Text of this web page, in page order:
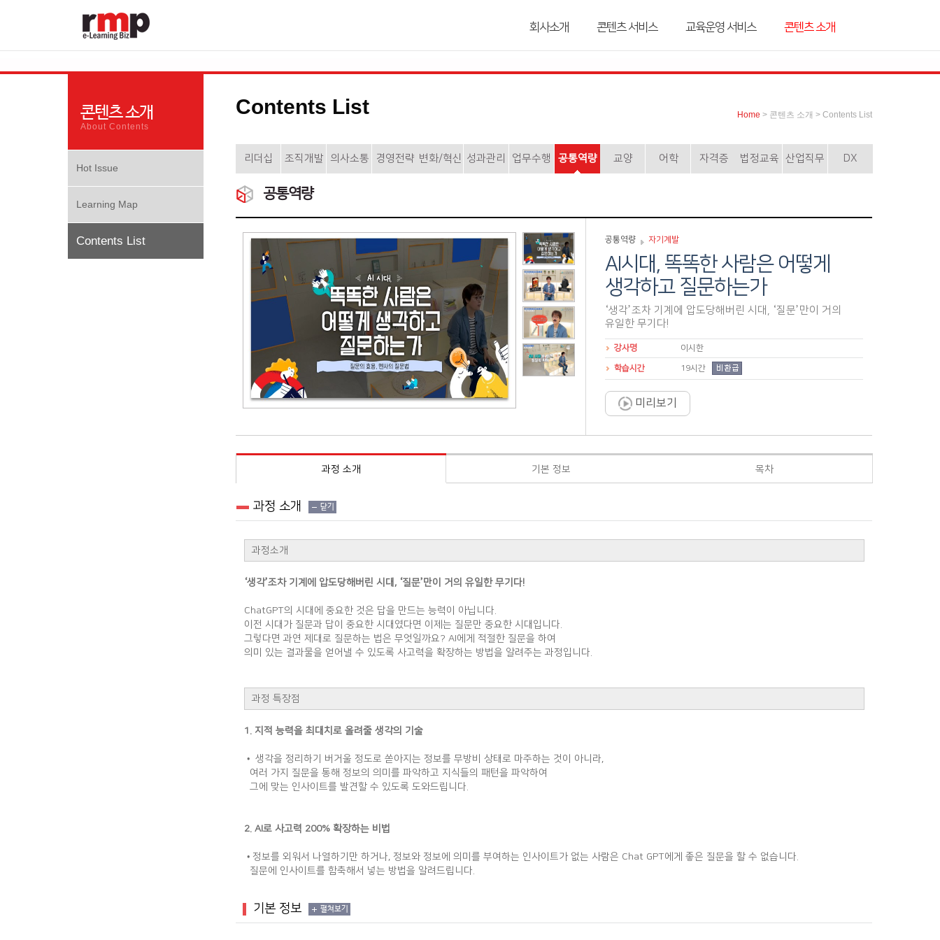
회사소개 콘텐츠 서비스 교육운영 서비스 콘텐츠 소개
콘텐츠 소개
About Contents
Hot Issue
Learning Map
Contents List
Contents List Home > 콘텐츠 소개 > Contents List
리더십 조직개발 의사소통 경영전략 변화/혁신 성과관리 업무수행 공통역량 교양 어학 자격증 법정교육 산업직무 DX
공통역량
공통역량 자기계발
AI시대, 똑똑한 사람은 어떻게
생각하고 질문하는가
‘생각’조차 기계에 압도당해버린 시대, ‘질문’만이 거의
유일한 무기다!
강사명 이시한
학습시간 19시간
미리보기
과정 소개 기본 정보 목차
과정 소개 닫기
과정소개
‘생각’조차 기계에 압도당해버린 시대, ‘질문’만이 거의 유일한 무기다!
ChatGPT의 시대에 중요한 것은 답을 만드는 능력이 아닙니다.
이전 시대가 질문과 답이 중요한 시대였다면 이제는 질문만 중요한 시대입니다.
그렇다면 과연 제대로 질문하는 법은 무엇일까요? AI에게 적절한 질문을 하여
의미 있는 결과물을 얻어낼 수 있도록 사고력을 확장하는 방법을 알려주는 과정입니다.
과정 특장점
1. 지적 능력을 최대치로 올려줄 생각의 기술
• 생각을 정리하기 버거울 정도로 쏟아지는 정보를 무방비 상태로 마주하는 것이 아니라,
여러 가지 질문을 통해 정보의 의미를 파악하고 지식들의 패턴을 파악하여
그에 맞는 인사이트를 발견할 수 있도록 도와드립니다.
2. AI로 사고력 200% 확장하는 비법
•정보를 외워서 나열하기만 하거나, 정보와 정보에 의미를 부여하는 인사이트가 없는 사람은 Chat GPT에게 좋은 질문을 할 수 없습니다.
질문에 인사이트를 함축해서 넣는 방법을 알려드립니다.
기본 정보 펼쳐보기